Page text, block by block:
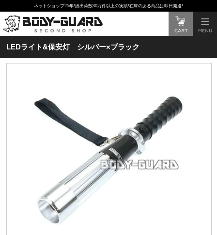
ネットショップ25年!総出荷数30万件以上の実績!在庫のある商品は即日発送!
LEDライト&保安灯 シルバー×ブラック